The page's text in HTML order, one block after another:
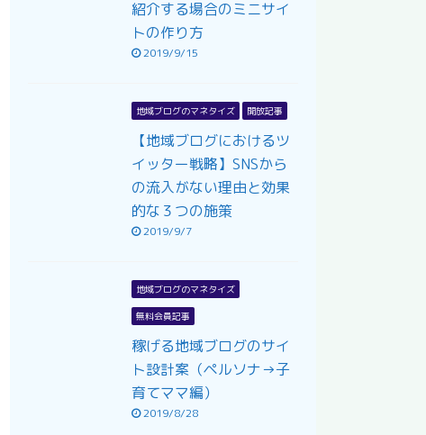
紹介する場合のミニサイ
トの作り方
2019/9/15
地域ブログのマネタイズ 開放記事
【地域ブログにおけるツ
イッター戦略】SNSから
の流入がない理由と効果
的な３つの施策
2019/9/7
地域ブログのマネタイズ
無料会員記事
稼げる地域ブログのサイ
ト設計案（ペルソナ→子
育てママ編）
2019/8/28